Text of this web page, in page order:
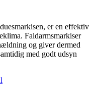
er en effektiv
Faldarmsmarkiser
og giver dermed
med godt udsyn